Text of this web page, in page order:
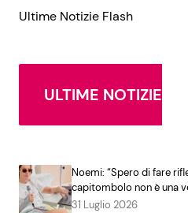
Ultime Notizie Flash
ULTIME NOTIZIE
Noemi: “Spero di fare
capitombolo non è una
31 Luglio 2026